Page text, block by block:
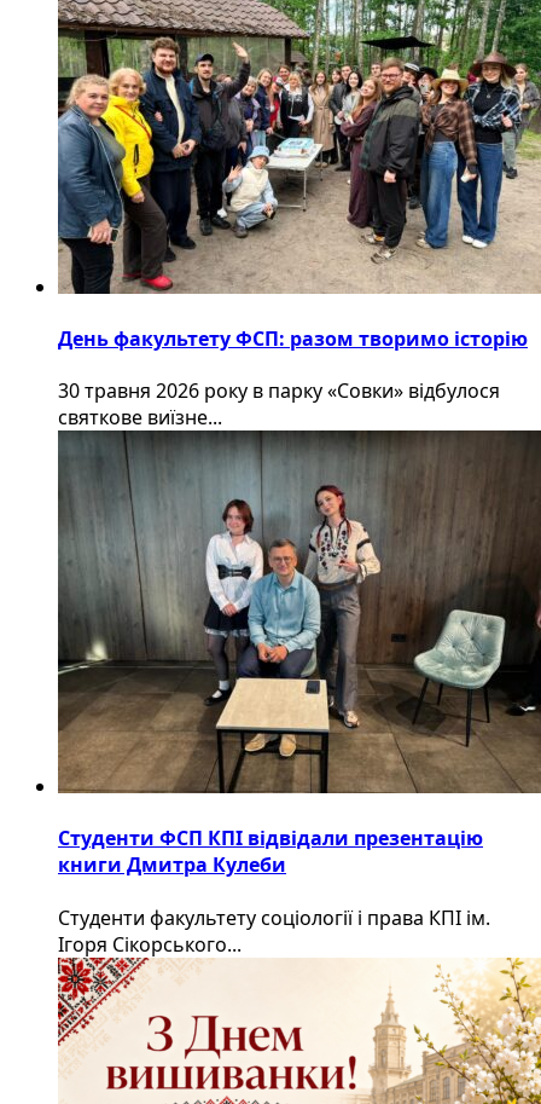
День факультету ФСП: разом творимо історію
30 травня 2026 року в парку «Совки» відбулося
святкове виїзне...
Студенти ФСП КПІ відвідали презентацію
книги Дмитра Кулеби
Студенти факультету соціології і права КПІ ім.
Ігоря Сікорського...